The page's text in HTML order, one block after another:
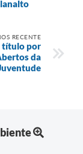
RECENTE
título por
da